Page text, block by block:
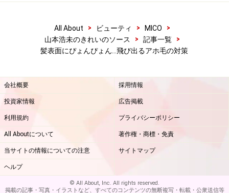
不調を引き起こす場合があります。実践の際には、必ず自身の体
All About > ビューティ > MICO
>
山本浩未のきれいのソース
> 記事一覧
>
髪表面にぴょんぴょん…飛び出るアホ毛の対策
会社概要 採用情報
投資家情報 広告掲載
利用規約 プライバシーポリシー
All Aboutについて 著作権・商標・免責
当サイトの情報についての注意 サイトマップ
ヘルプ
© All About, Inc. All rights reserved.
掲載の記事・写真・イラストなど、すべてのコンテンツの無断複写・転載・公衆送信等